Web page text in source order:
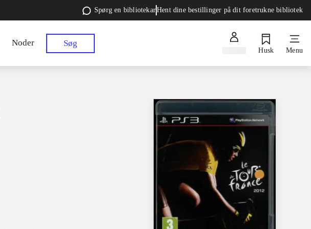
Spørg en bibliotekarHent dine bestillinger på dit foretrukne bibliotek
Noder Søg
Husk Menu